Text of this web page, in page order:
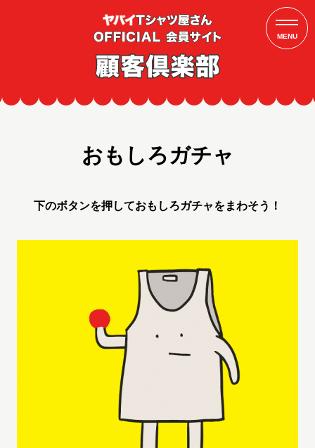
MENU
おもしろガチャ
下のボタンを押しておもしろガチャをまわそう！